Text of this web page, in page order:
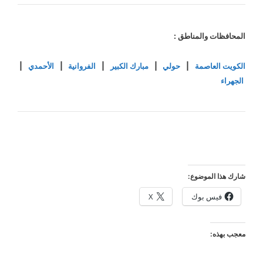
المحافظات والمناطق :
الكويت العاصمة حولي|مبارك الكبير الفروانية الأحمدي
الجهراء
شارك هذا الموضوع:
فيس بوك X
معجب بهذه: